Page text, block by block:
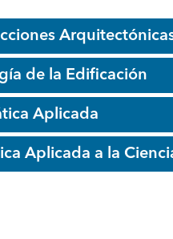
de la Edificación
Aplicada
Aplicada a la